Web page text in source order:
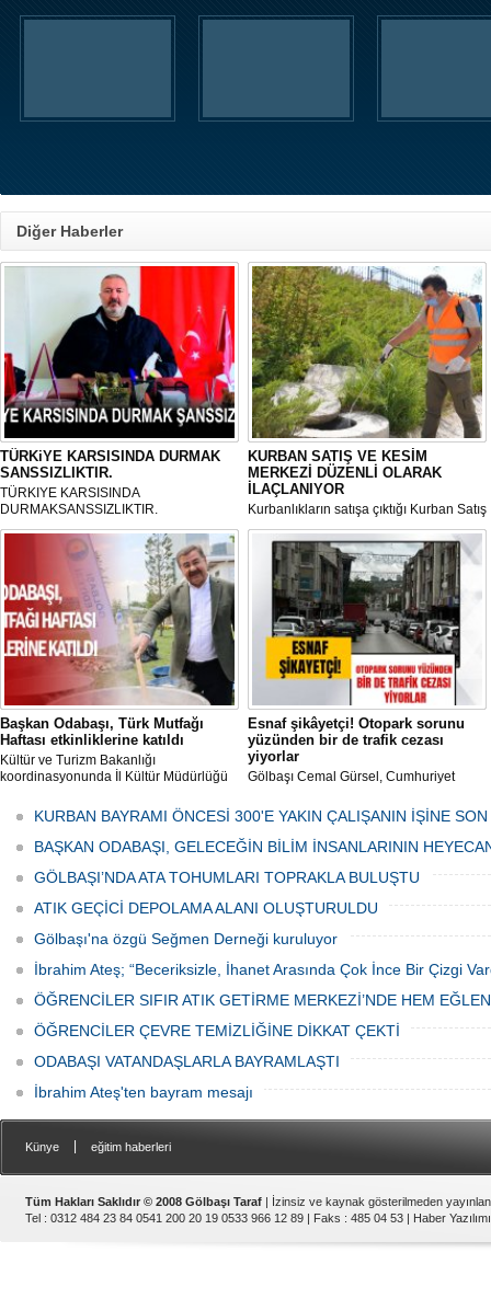
Diğer Haberler
TÜRKiYE KARSISINDA DURMAK
SANSSIZLIKTIR.
TÜRKIYE KARSISINDA
DURMAKSANSSIZLIKTIR.
KURBAN SATIŞ VE KESİM
MERKEZİ DÜZENLİ OLARAK
İLAÇLANIYOR
Kurbanlıkların satışa çıktığı Kurban Satış
ve Kesim Merkezi, haşere ve
mikropların önüne geçilmesi amacıyla
her gün Gölbaşı Belediyesi ekipleri
tarafından düzenli olarak ilaçlanıyor.
Başkan Odabaşı, Türk Mutfağı
Haftası etkinliklerine katıldı
Kültür ve Turizm Bakanlığı
koordinasyonunda İl Kültür Müdürlüğü
Haftası" etkinlikleri Ankara'da devam
ediyor.
Esnaf şikâyetçi! Otopark sorunu
yüzünden bir de trafik cezası
yiyorlar
Gölbaşı Cemal Gürsel, Cumhuriyet
bulunan esnaf ve alışverişe gelen
vatandaşlar park cezaları yüzünden
canından bezdi.
KURBAN BAYRAMI ÖNCESİ 300'E YAKIN ÇALIŞANIN İŞİNE
BAŞKAN ODABAŞI, GELECEĞİN BİLİM İNSANLARININ
GÖLBAŞI’NDA ATA TOHUMLARI TOPRAKLA BULUŞTU
ATIK GEÇİCİ DEPOLAMA ALANI OLUŞTURULDU
Gölbaşı'na özgü Seğmen Derneği kuruluyor
İbrahim Ateş; “Beceriksizle, İhanet Arasında Çok İnce Bir Çizgi
ÖĞRENCİLER SIFIR ATIK GETİRME MERKEZİ’NDE HEM
ÖĞRENCİLER ÇEVRE TEMİZLİĞİNE DİKKAT ÇEKTİ
ODABAŞI VATANDAŞLARLA BAYRAMLAŞTI
İbrahim Ateş'ten bayram mesajı
Künye eğitim haberleri
Tüm Hakları Saklıdır © 2008 Gölbaşı Taraf | İzinsiz ve kaynak gösterilmeden
Tel : 0312 484 23 84 0541 200 20 19 0533 966 12 89 | Faks : 485 04 53 | Haber Yazılımı